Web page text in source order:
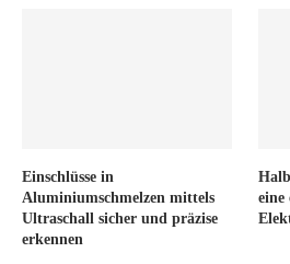
Einschlüsse in
Aluminiumschmelzen mittels
Ultraschall sicher und präzise
erkennen
eine